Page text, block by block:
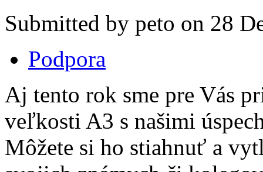
Submitted by peto on 28
Podpora
Aj tento rok sme pre Vás
veľkosti A3 s našimi
Môžete si ho stiahnuť a